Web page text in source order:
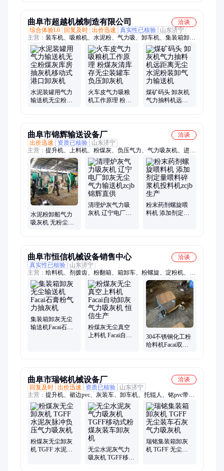
曲阜市超越机械制造有限公司
洽谈
综合体验L0
回复及时 出价迅速 真实性已核验
山东济宁
主营： 装车机、吸粮机、水泥粉、气力吸、卸车机、集装箱卸车
机、集装箱装罐车吸灰机、集装箱卸灰机、自吸式负压吸灰机、
港口卸集装箱水泥输灰机、码头卸集装箱拆箱设备、环保无尘卸
灰机、火车站卸水泥卸车机、输送机、粮食装车、粉煤灰装车、
集装箱拆箱机、火烧铁干磨机、六角滚筒抛光机、皮带输送机、
螺旋输送机、斗式提升机、去毛刺去锈滚筒机
水泥装罐用气力
输送机无尘粉煤
火车皮气力吸粮
机工作原理 粉煤
煤矿码头 卸灰机
气力抽料机远距
曲阜市锦辉输送设备厂
洽谈
出价迅速
资质已核验
山东济宁
主营： 提升机、上料机、粉煤灰、负压气力、气力吸灰机、进罐
车气力、吸粮机、输送机、喂料机、垂直上、软管干沙、罐底清
灰、水泥干粉、脉冲除尘、铣胺螺旋、散粮软管、塑料盖皮带、
食品添加剂、驱饲料颗粒、剂粉料颗粒、螺旋加料机、大倾角皮
带、调速石墨粉、螺旋送料机、粮装车软管
水泥粉卸船气力
吸灰机 无粉尘熟
清理炉灰气力吸
灰机 辽宁电厂卸
粉末药剂螺旋喂
料机 添加剂定量
曲阜市恒信机械设备销售中心
洽谈
真实性已核验
山东济宁
主营： 给料机、剂拨齿、粉翻箱、箱卸车、粉螺旋、淀粉机、色
母粉、输送机、螺旋上、加料机、粉震动、饲料粉、投料机、喂
料机、上料机、磨浆机、吸粮机、集装箱、投粉机、投加机、桃
胶粉、收粮机、口出粉、抽粮机、定量给料
集装箱卸灰无尘
输送机Facai石膏
粉煤灰无尘真空
上料机 Facai自动
304不锈钢化工粉
给料机Facai双驱
曲阜市瑞铭机械设备厂
洽谈
回复及时 出价迅速 资质已核验
山东济宁
主营： 提升机、裙边pvc、灰装车、卸车机、托辊人、铭pvc带、
铭网带、皮带机、pvc糙面、瑞铭带、传送机、集装箱、粪装
车、散灰粉、输送机、长12皮带、石料装车、刮板挡板、电动升
降、化肥装车、粮食装车、裙边挡板、自动装车、升降装车、仓
库装车
粉煤灰无尘卸灰
机 TGFF 水泥灰
无尘水泥灰气力
吸灰机 TGFF移动
瑞铭集装箱卸灰
机 TGFF 无尘装